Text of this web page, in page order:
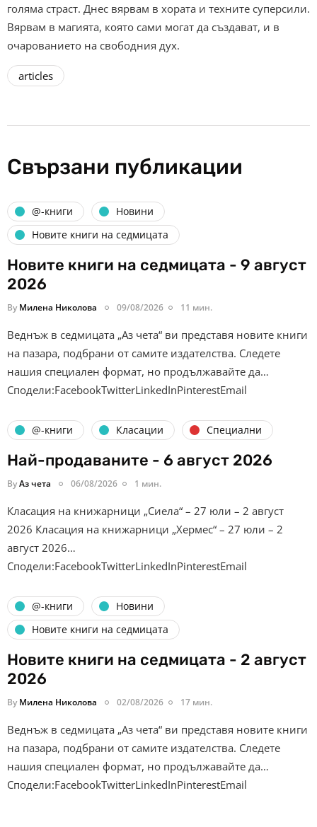
голяма страст. Днес вярвам в хората и техните суперсили.
Вярвам в магията, която сами могат да създават, и в
очарованието на свободния дух.
articles
Свързани публикации
@-книги
Новини
Новите книги на седмицата
Новите книги на седмицата - 9 август
2026
By Милена Николова 09/08/2026 11 мин.
Веднъж в седмицата „Аз чета“ ви представя новите книги
на пазара, подбрани от самите издателства. Следете
нашия специален формат, но продължавайте да…
Сподели:FacebookTwitterLinkedInPinterestEmail
@-книги Класации Специални
Най-продаваните - 6 август 2026
ByАз чета 06/08/2026 1 мин.
Класация на книжарници „Сиела“ – 27 юли – 2 август
2026 Класация на книжарници „Хермес“ – 27 юли – 2
август 2026…
Сподели:FacebookTwitterLinkedInPinterestEmail
@-книги
Новини
Новите книги на седмицата
Новите книги на седмицата - 2 август
2026
By Милена Николова 02/08/2026 17 мин.
Веднъж в седмицата „Аз чета“ ви представя новите книги
на пазара, подбрани от самите издателства. Следете
нашия специален формат, но продължавайте да…
Сподели:FacebookTwitterLinkedInPinterestEmail